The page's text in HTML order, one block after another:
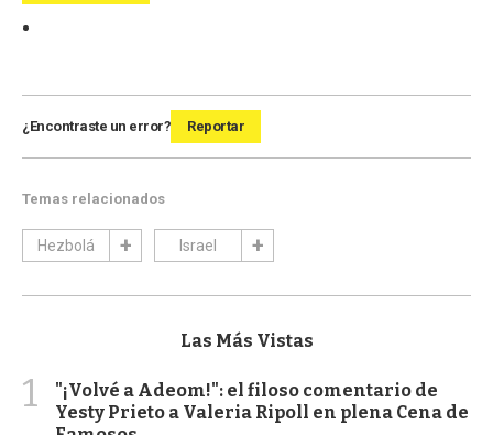
¿Encontraste un error? Reportar
Temas relacionados
Hezbolá Israel
Las Más Vistas
1
"¡Volvé a Adeom!": el filoso comentario de
Yesty Prieto a Valeria Ripoll en plena Cena de